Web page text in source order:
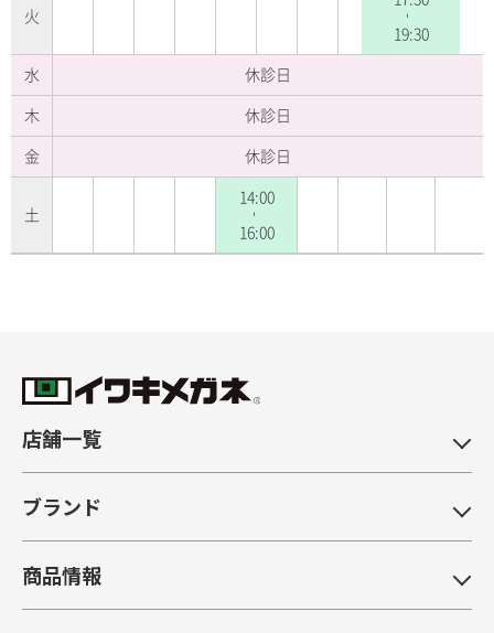
火 -
19:30
水
休診日
木
休診日
金
休診日
土
14:00
-
16:00
店舗一覧
ブランド
商品情報